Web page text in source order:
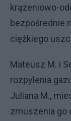
krążeniowo-
bezpośrednie
ciężkiego
Mateusz M. i
rozpylenia
Juliana M.,
zmuszenia go